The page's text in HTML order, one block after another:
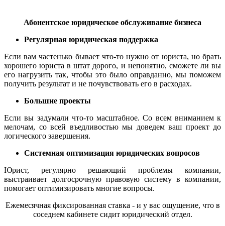
Абонентское юридическое обслуживание бизнеса
Регулярная юридическая поддержка
Если вам частенько бывает что-то нужно от юриста, но брать
хорошего юриста в штат дорого, и непонятно, сможете ли вы
его нагрузить так, чтобы это было оправданно, мы поможем
получить результат и не почувствовать его в расходах.
Большие проекты
Если вы задумали что-то масштабное. Со всем вниманием к
мелочам, со всей въедливостью мы доведем ваш проект до
логического завершения.
Системная оптимизация юридических вопросов
Юрист, регулярно решающий проблемы компании,
выстраивает долгосрочную правовую систему в компании,
помогает оптимизировать многие вопросы.
Ежемесячная фиксированная ставка - и у вас ощущение, что в
соседнем кабинете сидит юридический отдел.